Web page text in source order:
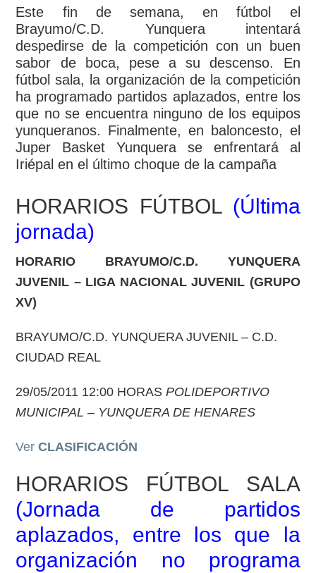
Este fin de semana, en fútbol el
Brayumo/C.D. Yunquera intentará
despedirse de la competición con un buen
sabor de boca, pese a su descenso. En
fútbol sala, la organización de la competición
ha programado partidos aplazados, entre los
que no se encuentra ninguno de los equipos
yunqueranos. Finalmente, en baloncesto, el
Juper Basket Yunquera se enfrentará al
Iriépal en el último choque de la campaña
HORARIOS FÚTBOL (Última
jornada)
HORARIO BRAYUMO/C.D. YUNQUERA
JUVENIL – LIGA NACIONAL JUVENIL (GRUPO
XV)
BRAYUMO/C.D. YUNQUERA JUVENIL – C.D.
CIUDAD REAL
29/05/2011 12:00 HORAS POLIDEPORTIVO
MUNICIPAL – YUNQUERA DE HENARES
VerCLASIFICACIÓN
HORARIOS FÚTBOL SALA
(Jornada de partidos
aplazados, entre los que la
organización no programa